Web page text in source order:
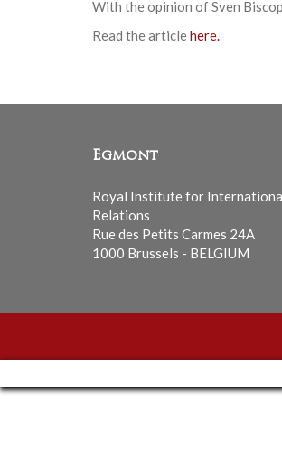
With the opinion of Sven
Read the articlehere.
Egmont
Royal Institute for
Relations
Rue des Petits Carmes 24A
1000 Brussels - BELGIUM